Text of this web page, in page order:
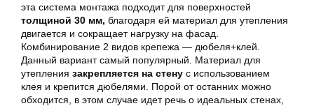
эта система монтажа подходит для поверхностей
толщиной 30 мм, благодаря ей материал для утепления
двигается и сокращает нагрузку на фасад.
Комбинирование 2 видов крепежа — дюбеля+клей.
Данный вариант самый популярный. Материал для
утепления закрепляется на стену с использованием
клея и крепится дюбелями. Порой от останних можно
обходится, в этом случае идет речь о идеальных стенах,